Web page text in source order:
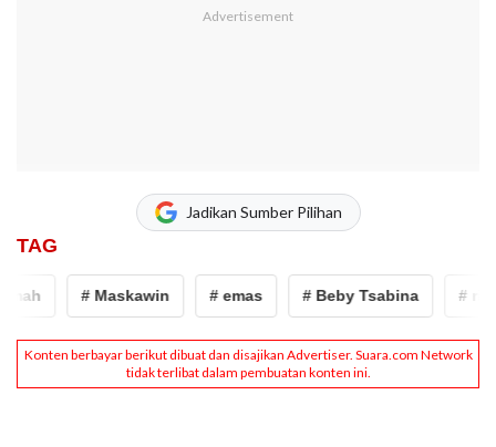
Jadikan Sumber Pilihan
TAG
# Maskawin # emas # Beby Tsabina # rizki